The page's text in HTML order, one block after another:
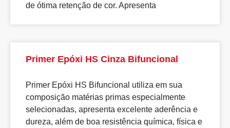
de ótima retenção de cor. Apresenta
Primer Epóxi HS Cinza Bifuncional
Primer Epóxi HS Bifuncional utiliza em sua
composição matérias primas especialmente
selecionadas, apresenta excelente aderência e
dureza, além de boa resistência química, física e